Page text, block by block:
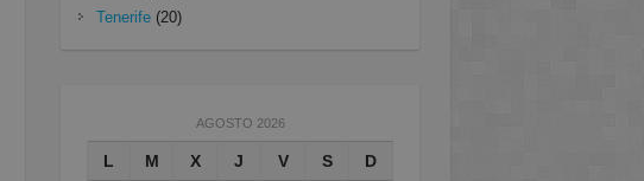
Tenerife(20)
AGOSTO 2026
L M X J V S D